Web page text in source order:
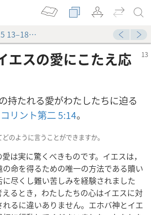
13–18ページ
エスの愛にこたえ応
持たれる愛がわたしたちに迫る
コリント第二 5:14。
のように言うことができますか。
は実に驚くべきものです。イエスは，
命を得るための唯一の方法である贖い
尽くし難い苦しみを経験されました
るとき，わたしたちの心はイエスに対
るに違いありません。エホバ神とイエ